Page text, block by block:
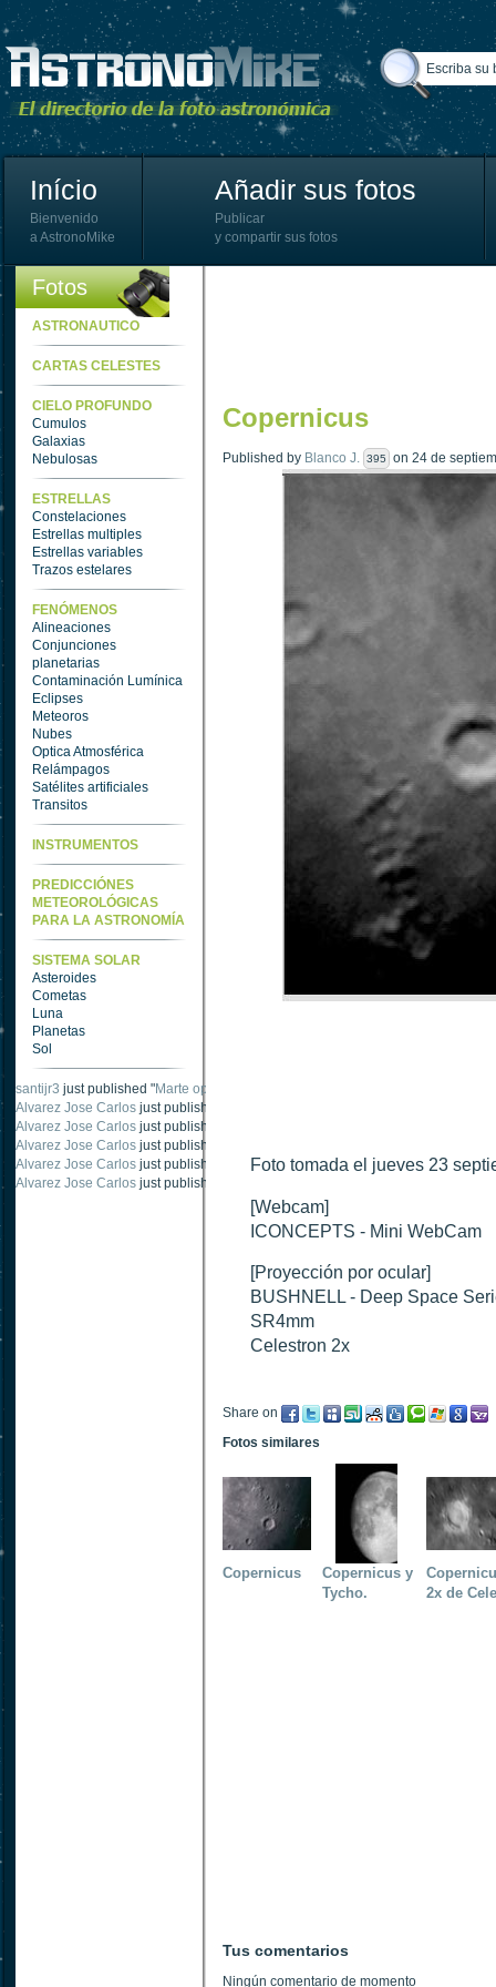
Início
Bienvenido
a AstronoMike
Añadir sus fotos
Publicar
y compartir sus fotos
Fotos
ASTRONAUTICO
CARTAS CELESTES
CIELO PROFUNDO
Cumulos
Galaxias
Nebulosas
ESTRELLAS
Constelaciones
Estrellas multiples
Estrellas variables
Trazos estelares
FENÓMENOS
Alineaciones
Conjunciones
planetarias
Contaminación Lumínica
Eclipses
Meteoros
Nubes
Optica Atmosférica
Relámpagos
Satélites artificiales
Transitos
INSTRUMENTOS
PREDICCIÓNES
METEOROLÓGICAS
PARA LA ASTRONOMÍA
SISTEMA SOLAR
Asteroides
Cometas
Luna
Planetas
Sol
santijr3 just published "Marte oposición 2020
Alvarez Jose Carlos just published "
Alvarez Jose Carlos just published "
Alvarez Jose Carlos just published "
Alvarez Jose Carlos just published " Oposición Marte 28 Octubre 2020".
Alvarez Jose Carlos just published "
Copernicus
Published by Blanco J. 395 on 24 de
Foto tomada el jueves 23
[Webcam]
ICONCEPTS - Mini WebCam
[Proyección por ocular]
BUSHNELL - Deep Space
SR4mm
Celestron 2x
Share on
Fotos similares
Copernicus
Copernicus y
Tycho.
2x de
Tus comentarios
Ningún comentario de momento